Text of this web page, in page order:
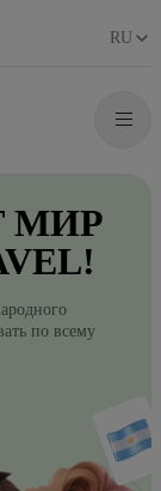
RU
МИР
по всему